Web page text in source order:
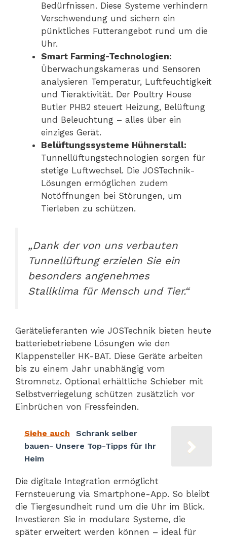
Bedürfnissen. Diese Systeme verhindern
Verschwendung und sichern ein
pünktliches Futterangebot rund um die
Uhr.
Smart Farming-Technologien:
Überwachungskameras und Sensoren
analysieren Temperatur, Luftfeuchtigkeit
und Tieraktivität. Der Poultry House
Butler PHB2 steuert Heizung, Belüftung
und Beleuchtung – alles über ein
einziges Gerät.
Belüftungssysteme Hühnerstall:
Tunnellüftungstechnologien sorgen für
stetige Luftwechsel. Die JOSTechnik-
Lösungen ermöglichen zudem
Notöffnungen bei Störungen, um
Tierleben zu schützen.
„Dank der von uns verbauten
Tunnellüftung erzielen Sie ein
besonders angenehmes
Stallklima für Mensch und Tier.“
Gerätelieferanten wie JOSTechnik bieten heute
batteriebetriebene Lösungen wie den
Klappensteller HK-BAT. Diese Geräte arbeiten
bis zu einem Jahr unabhängig vom
Stromnetz. Optional erhältliche Schieber mit
Selbstverriegelung schützen zusätzlich vor
Einbrüchen von Fressfeinden.
Siehe auch
Schrank selber
bauen- Unsere Top-Tipps für Ihr
Heim
Die digitale Integration ermöglicht
Fernsteuerung via Smartphone-App. So bleibt
die Tiergesundheit rund um die Uhr im Blick.
Investieren Sie in modulare Systeme, die
später erweitert werden können – ideal für